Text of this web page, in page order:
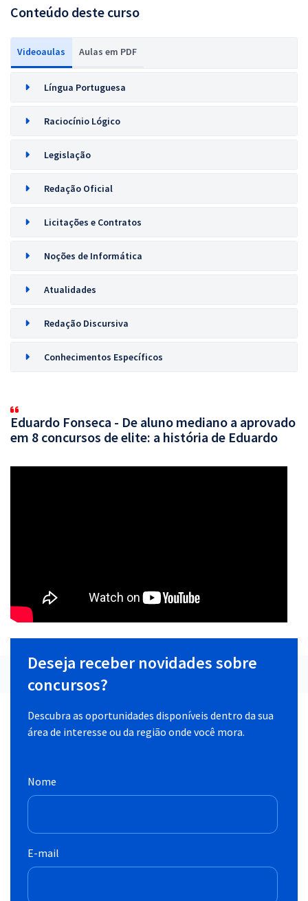
Conteúdo deste curso
Videoaulas Aulas em PDF
Língua Portuguesa
Raciocínio Lógico
Legislação
Redação Oficial
Licitações e Contratos
Noções de Informática
Atualidades
Redação Discursiva
Conhecimentos Específicos
Eduardo Fonseca - De aluno mediano a aprovado
em 8 concursos de elite: a história de Eduardo
Deseja receber novidades sobre
concursos?
Descubra as oportunidades disponíveis dentro da sua
área de interesse ou da região onde você mora.
Nome
E-mail